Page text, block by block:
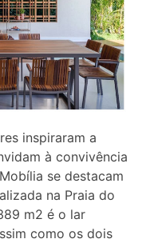
inspiraram a
à convivência
se destacam
na Praia do
m2 é o lar
como os dois